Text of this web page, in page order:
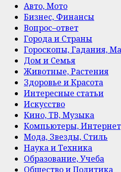
Авто, Мото
Бизнес, Финансы
Вопрос–ответ
Города и Страны
Гороскопы, Гадания,
Дом и Семья
Животные, Растения
Здоровье и Красота
Интересные статьи
Искусство
Кино, ТВ, Музыка
Компьютеры,
Мода, Звезды, Стиль
Наука и Техника
Образование, Учеба
Общество и Политика